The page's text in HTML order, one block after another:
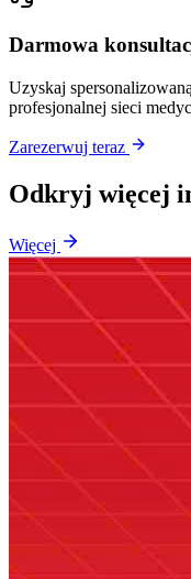
Darmowa
Uzyskaj
profesjonalnej sieci
Zarezerwuj teraz
Odkryj więcej
Więcej